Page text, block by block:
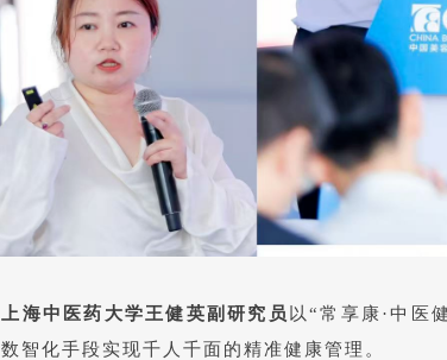
上海中医药大学王健英副研究员 以“常享康·中医
数智化手段实现千人千面的精准健康管理。